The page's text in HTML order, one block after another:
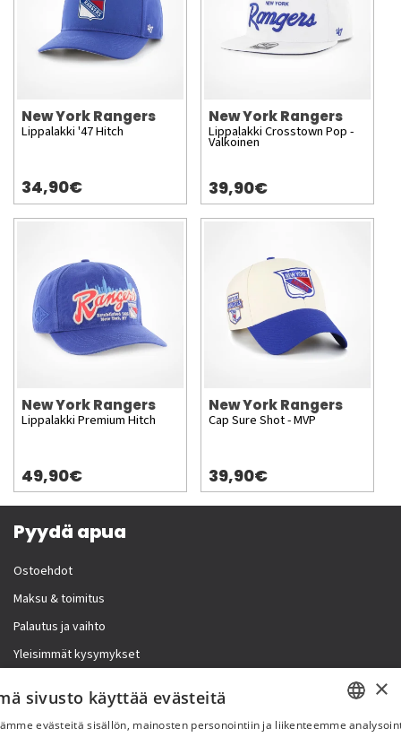
New York Rangers
Lippalakki '47 Hitch
34,90€
New York Rangers
Lippalakki Crosstown Pop -
Valkoinen
39,90€
New York Rangers
Lippalakki Premium Hitch
49,90€
New York Rangers
Cap Sure Shot - MVP
39,90€
Pyydä apua
Ostoehdot
Maksu & toimitus
Palautus ja vaihto
Yleisimmät kysymykset
Lisää meistä
Yritystiedot
×
sivusto käyttää evästeitä
evästeitä sisällön, mainosten personointiin ja liikenteemme